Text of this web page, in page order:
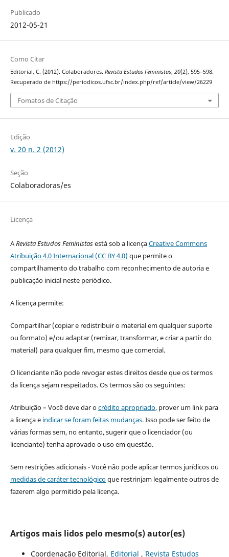
Publicado
2012-05-21
Como Citar
Editorial, C. (2012). Colaboradores. Revista Estudos Feministas, 20(2), 595–598.
Recuperado de https://periodicos.ufsc.br/index.php/ref/article/view/26229
Fomatos de Citação
Edição
v. 20 n. 2 (2012)
Seção
Colaboradoras/es
Licença
ARevista Estudos Feministasestá sob a licençaCreative Commons
Atribuição 4.0 Internacional (CC BY 4.0) que permite o
compartilhamento do trabalho com reconhecimento de autoria e
publicação inicial neste periódico.
A licença permite:
Compartilhar (copiar e redistribuir o material em qualquer suporte
ou formato) e/ou adaptar (remixar, transformar, e criar a partir do
material) para qualquer fim, mesmo que comercial.
O licenciante não pode revogar estes direitos desde que os termos
da licença sejam respeitados. Os termos são os seguintes:
Atribuição – Você deve dar ocrédito apropriado, prover um link para
a licença e indicar se foram feitas mudanças. Isso pode ser feito de
várias formas sem, no entanto, sugerir que o licenciador (ou
licenciante) tenha aprovado o uso em questão.
Sem restrições adicionais - Você não pode aplicar termos jurídicos ou
medidas de caráter tecnológicoque restrinjam legalmente outros de
fazerem algo permitido pela licença.
Artigos mais lidos pelo mesmo(s) autor(es)
Coordenação Editorial, Editorial , Revista Estudos